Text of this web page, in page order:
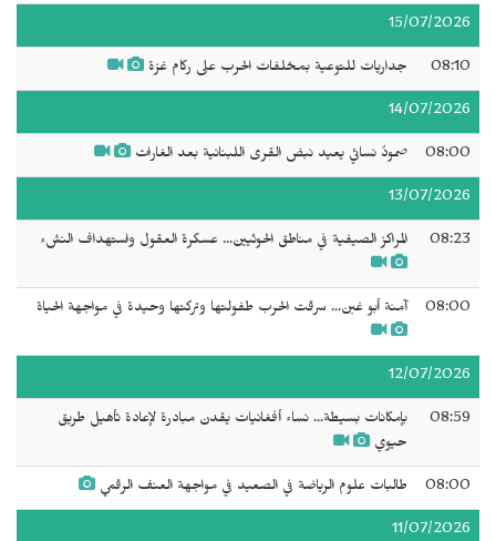
15/07/2026
08:10 جداريات للتوعية بمخلفات الحرب على ركام غزة
14/07/2026
08:00 صمودٌ نسائي يعيد نبض القرى اللبنانية بعد الغارات
13/07/2026
08:23 المراكز الصيفية في مناطق الحوثيين... عسكرة العقول واستهداف النشء
08:00 آمنة أبو غبن... سرقت الحرب طفولتها وتركتها وحيدة في مواجهة الحياة
12/07/2026
08:59
بإمكانات بسيطة... نساء أفغانيات يقدن مبادرة لإعادة تأهيل طريق
حيوي
08:00 طالبات علوم الرياضة في الصعيد في مواجهة العنف الرقمي
11/07/2026